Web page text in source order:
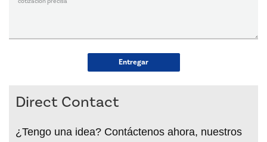
Entregar
Direct Contact
¿Tengo una idea? Contáctenos ahora, nuestros